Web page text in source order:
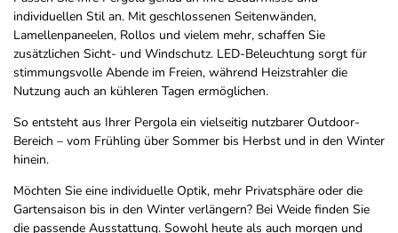
individuellen Stil an. Mit geschlossenen Seitenwänden,
Lamellenpaneelen, Rollos und vielem mehr, schaffen Sie
zusätzlichen Sicht- und Windschutz. LED-Beleuchtung sorgt für
stimmungsvolle Abende im Freien, während Heizstrahler die
Nutzung auch an kühleren Tagen ermöglichen.
So entsteht aus Ihrer Pergola ein vielseitig nutzbarer Outdoor-
Bereich – vom Frühling über Sommer bis Herbst und in den Winter
hinein.
Möchten Sie eine individuelle Optik, mehr Privatsphäre oder die
Gartensaison bis in den Winter verlängern? Bei Weide finden Sie
die passende Ausstattung. Sowohl heute als auch morgen und